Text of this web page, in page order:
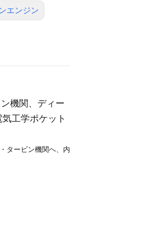
エンジン
機関、ディー
気工学ポケット
タービン機関へ、内